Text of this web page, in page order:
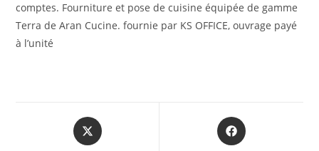
comptes. Fourniture et pose de cuisine équipée de gamme
Terra de Aran Cucine. fournie par KS OFFICE, ouvrage payé
à l’unité